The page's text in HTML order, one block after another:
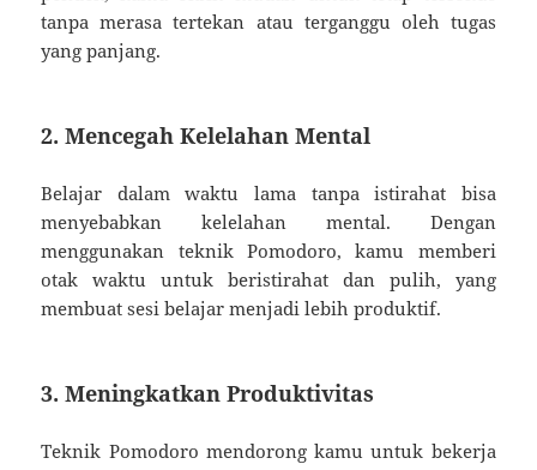
tanpa merasa tertekan atau terganggu oleh tugas
yang panjang.
2. Mencegah Kelelahan Mental
Belajar dalam waktu lama tanpa istirahat bisa
menyebabkan kelelahan mental. Dengan
menggunakan teknik Pomodoro, kamu memberi
otak waktu untuk beristirahat dan pulih, yang
membuat sesi belajar menjadi lebih produktif.
3. Meningkatkan Produktivitas
Teknik Pomodoro mendorong kamu untuk bekerja